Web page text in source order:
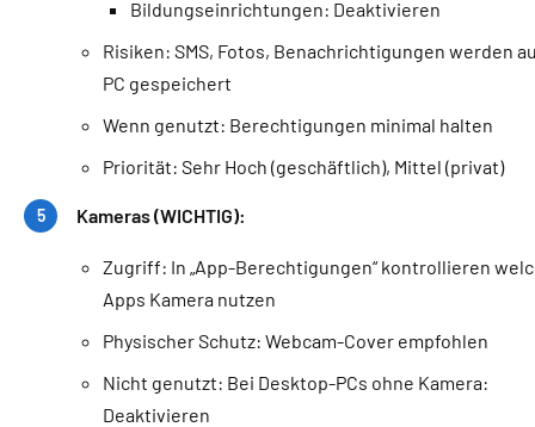
Bildungseinrichtungen: Deaktivieren
Risiken: SMS, Fotos, Benachrichtigungen werden
PC gespeichert
Wenn genutzt: Berechtigungen minimal halten
Priorität: Sehr Hoch (geschäftlich), Mittel (privat)
Kameras (WICHTIG):
Zugriff: In „App-Berechtigungen“ kontrollieren
Apps Kamera nutzen
Physischer Schutz: Webcam-Cover empfohlen
Nicht genutzt: Bei Desktop-PCs ohne Kamera:
Deaktivieren